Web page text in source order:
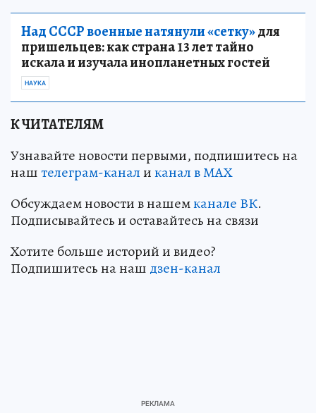
Над СССР военные натянули «сетку»для
пришельцев: как страна 13 лет тайно
искала и изучала инопланетных гостей
НАУКА
К ЧИТАТЕЛЯМ
Узнавайте новости первыми, подпишитесь на
наштелеграм-каналиканал в МАХ
Обсуждаем новости в нашемканале ВК.
Подписывайтесь и оставайтесь на связи
Хотите больше историй и видео?
Подпишитесь на наш дзен-канал